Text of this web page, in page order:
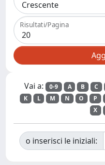
Risultati/Pagina
Vai a: 0-9 A B C
K
L M N O P
X
o inserisci le iniziali: